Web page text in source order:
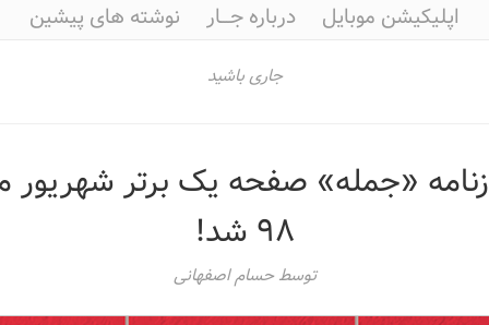
اپلیکیشن موبایل درباره جـــار نوشته های پیشین
جاری باشید
«جمله» صفحه یک برتر شهریور
۹۸ شد!
توسطحسام اصفهانی